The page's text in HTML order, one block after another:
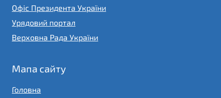
Офіс Президента України
Урядовий портал
Верховна Рада України
Мапа сайту
Головна